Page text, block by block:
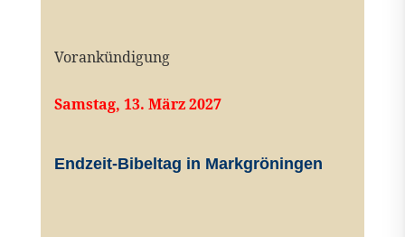
Vorankündigung
Samstag, 13. März 2027
Endzeit-Bibeltag in Markgröningen